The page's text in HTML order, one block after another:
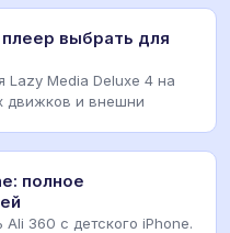
плеер выбрать для
Lazy Media Deluxe 4 на
движков и внешни
полное
Ali 360 с детского iPhone.